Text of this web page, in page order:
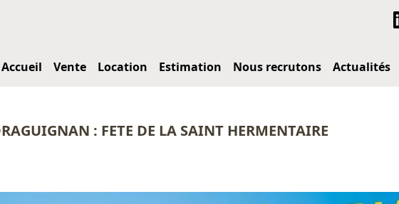
Accueil Vente Location Estimation Nous recrutons Actualités
: FETE DE LA SAINT HERMENTAIRE